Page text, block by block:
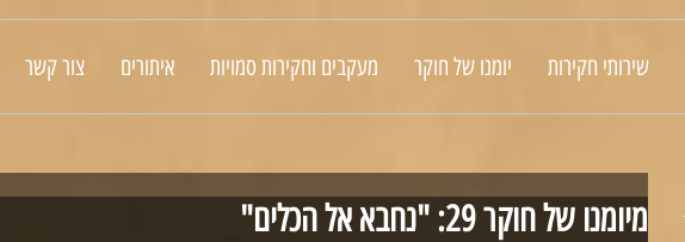
שירותי חקירות יומנו של חוקר מעקבים וחקירות סמויות איתורים צור קשר
מיומנו של חוקר 29: "נחבא אל הכלים"